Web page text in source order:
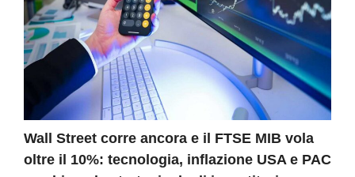
Wall Street corre ancora e il FTSE MIB vola
oltre il 10%: tecnologia, inflazione USA e PAC